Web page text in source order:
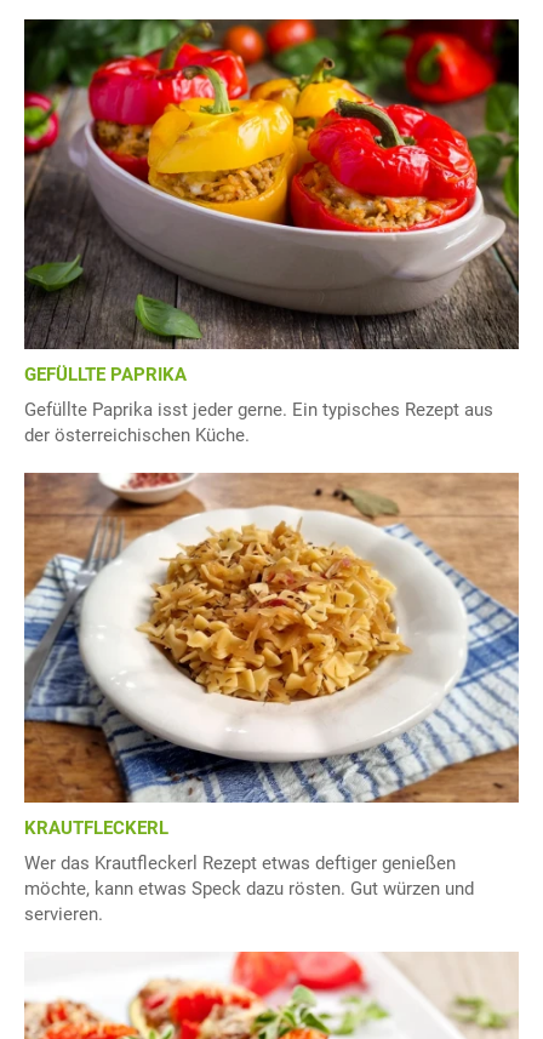
GEFÜLLTE PAPRIKA
Gefüllte Paprika isst jeder gerne. Ein typisches Rezept aus
der österreichischen Küche.
KRAUTFLECKERL
Wer das Krautfleckerl Rezept etwas deftiger genießen
möchte, kann etwas Speck dazu rösten. Gut würzen und
servieren.